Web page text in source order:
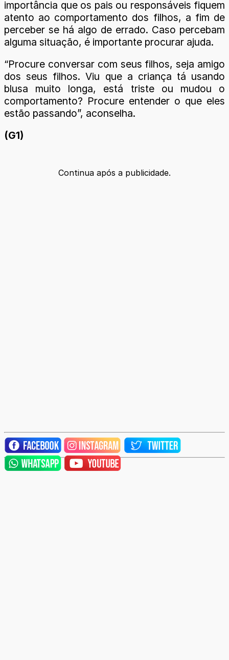
importância que os pais ou responsáveis fiquem
atento ao comportamento dos filhos, a fim de
perceber se há algo de errado. Caso percebam
alguma situação, é importante procurar ajuda.
“Procure conversar com seus filhos, seja amigo
dos seus filhos. Viu que a criança tá usando
blusa muito longa, está triste ou mudou o
comportamento? Procure entender o que eles
estão passando”, aconselha.
(G1)
Continua após a publicidade.